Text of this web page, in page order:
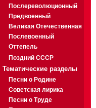
Послереволюционный
Предвоенный
Великая Отечественная
Послевоенный
Оттепель
Поздний СССР
Тематические разделы
Песни о Родине
Советская лирика
Песни о Труде